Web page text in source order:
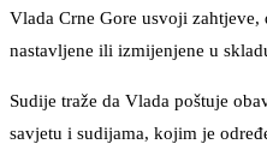
Vlada Crne Gore usvoji
nastavljene ili izmijenjene u
Sudije traže da Vlada poštuje
savjetu i sudijama, kojim je